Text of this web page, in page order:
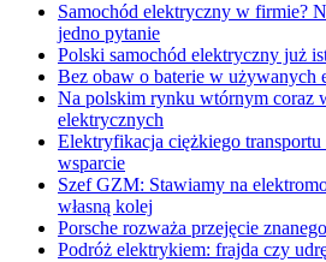
Samochód elektryczny w firmie?
jedno pytanie
Polski samochód elektryczny już
Bez obaw o baterie w używanych
Na polskim rynku wtórnym coraz
elektrycznych
Elektryfikacja ciężkiego transportu
wsparcie
Szef GZM: Stawiamy na
własną kolej
Porsche rozważa przejęcie
Podróż elektrykiem: frajda czy